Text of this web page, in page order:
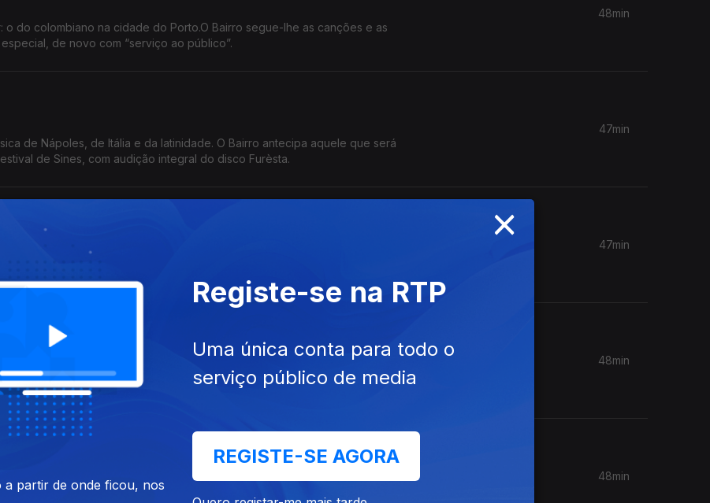
o do colombiano na cidade do Porto.O Bairro segue-lhe as canções e as
de novo com “serviço ao público”.
48min
de Nápoles, de Itália e da latinidade. O Bairro antecipa aquele que será
de Sines, com audição integral do disco Furèsta.
47min
esta francesa é – ainda assim – uma das figuras-chave da chanson. O
80 anos, numa emissão virada para as memórias.
47min
sobretudo ao nível das desconsiderações étnicas. Tal não a
vendas em França, como se confirmará com vários exemplos.
48min
é considerada uma das mulheres transformadoras da música pop… em
48min
×
a partir de onde ficou, nos
Registe-se na RTP
Uma única conta para todo o
serviço público de media
REGISTE-SE AGORA